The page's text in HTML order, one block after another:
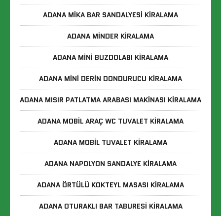
ADANA MIKA BAR SANDALYESI KIRALAMA
ADANA MINDER KIRALAMA
ADANA MINI BUZDOLABI KIRALAMA
ADANA MINI DERIN DONDURUCU KIRALAMA
ADANA MISIR PATLATMA ARABASI MAKINASI KIRALAMA
ADANA MOBIL ARAÇ WC TUVALET KIRALAMA
ADANA MOBIL TUVALET KIRALAMA
ADANA NAPOLYON SANDALYE KIRALAMA
ADANA ÖRTÜLÜ KOKTEYL MASASI KIRALAMA
ADANA OTURAKLI BAR TABURESI KIRALAMA